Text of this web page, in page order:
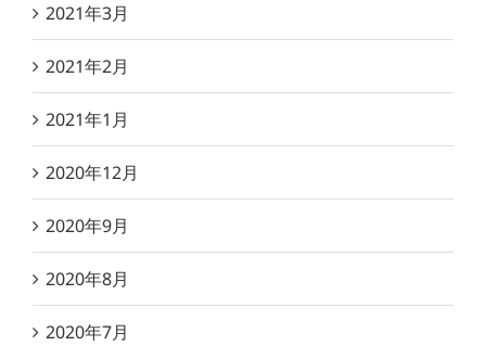
2021年3月
2021年2月
2021年1月
2020年12月
2020年9月
2020年8月
2020年7月